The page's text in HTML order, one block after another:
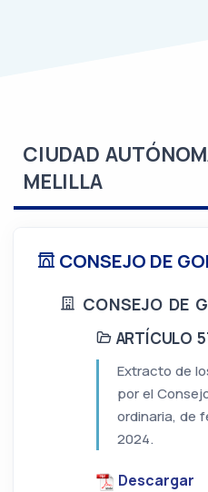
CIUDAD
MELILLA
CONSEJO DE
CONSEJO DE
ARTÍCULO
Extracto de
por el
ordinaria, de
2024.
Descargar